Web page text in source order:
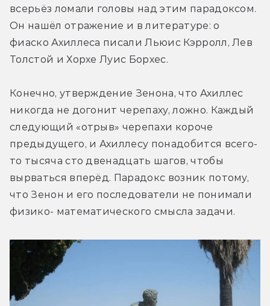
всерьёз ломали головы над этим парадоксом.
Он нашёл отражение и в литературе: о
фиаско Ахиллеса писали Льюис Кэрролл, Лев
Толстой и Хорхе Луис Борхес.
Конечно, утверждение Зенона, что Ахиллес
никогда не догонит черепаху, ложно. Каждый
следующий «отрыв» черепахи короче
предыдущего, и Ахиллесу понадобится всего-
то тысяча сто двенадцать шагов, чтобы
вырваться вперёд. Парадокс возник потому,
что Зенон и его последователи не понимали
физико- математического смысла задачи.